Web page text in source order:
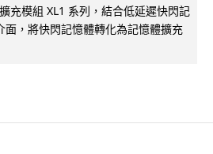
充模組 XL1 系列，結合低延遲快閃記
面，將快閃記憶體轉化為記憶體擴充